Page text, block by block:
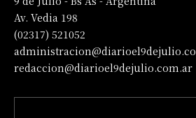
Av. Vedia 198
(02317) 521052
redaccion@diarioel9dejulio.com.ar